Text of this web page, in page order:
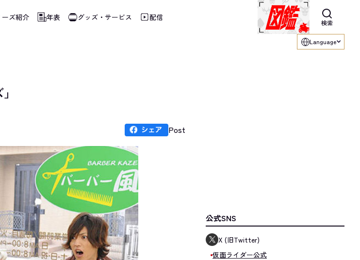
ーズ紹介 年表 グッズ・サービス 配信
検索
切り替わらないページは、ブラウザの翻訳機能をご利用ください。
Language
Post
公式SNS
X (旧Twitter)
仮面ライダー公式